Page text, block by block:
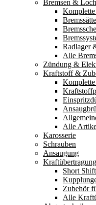
Bremsen &
Radlager
Alle
Zündung &
Kraftstoff &
Alle
Karosserie
Schrauben
Ansaugung
Kraftübertragung
Short
Zubehör
Alle